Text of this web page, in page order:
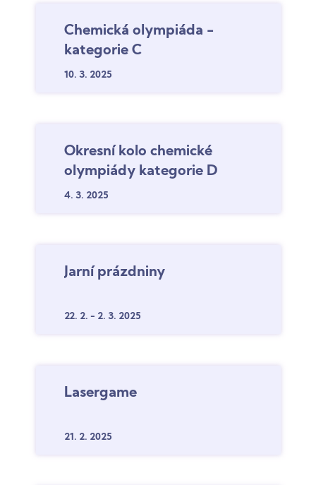
Chemická olympiáda -
kategorie C
10. 3. 2025
Okresní kolo chemické
olympiády kategorie D
4. 3. 2025
Jarní prázdniny
22. 2. - 2. 3. 2025
Lasergame
21. 2. 2025